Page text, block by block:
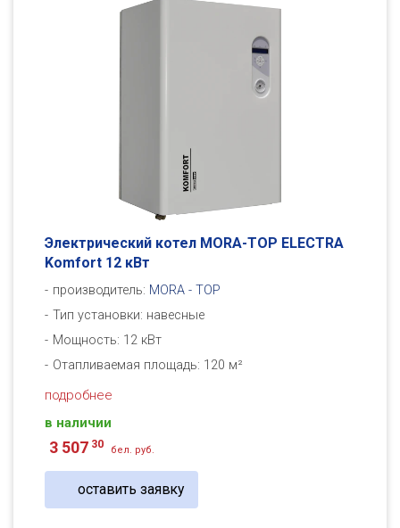
Электрический котел MORA-TOP ELECTRA
Komfort 12 кВт
производитель: MORA - TOP
Тип установки: навесные
Мощность: 12 кВт
Отапливаемая площадь: 120 м²
подробнее
в наличии
3 507 30 бел. руб.
оставить заявку